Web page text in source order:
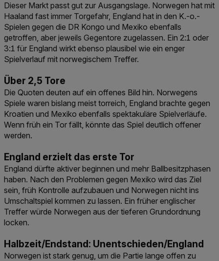
Dieser Markt passt gut zur Ausgangslage. Norwegen hat mit
Haaland fast immer Torgefahr, England hat in den K.-o.-
Spielen gegen die DR Kongo und Mexiko ebenfalls
getroffen, aber jeweils Gegentore zugelassen. Ein 2:1 oder
3:1 für England wirkt ebenso plausibel wie ein enger
Spielverlauf mit norwegischem Treffer.
Über 2,5 Tore
Die Quoten deuten auf ein offenes Bild hin. Norwegens
Spiele waren bislang meist torreich, England brachte gegen
Kroatien und Mexiko ebenfalls spektakuläre Spielverläufe.
Wenn früh ein Tor fällt, könnte das Spiel deutlich offener
werden.
England erzielt das erste Tor
England dürfte aktiver beginnen und mehr Ballbesitzphasen
haben. Nach den Problemen gegen Mexiko wird das Ziel
sein, früh Kontrolle aufzubauen und Norwegen nicht ins
Umschaltspiel kommen zu lassen. Ein früher englischer
Treffer würde Norwegen aus der tieferen Grundordnung
locken.
Halbzeit/Endstand: Unentschieden/England
Norwegen ist stark genug, um die Partie lange offen zu